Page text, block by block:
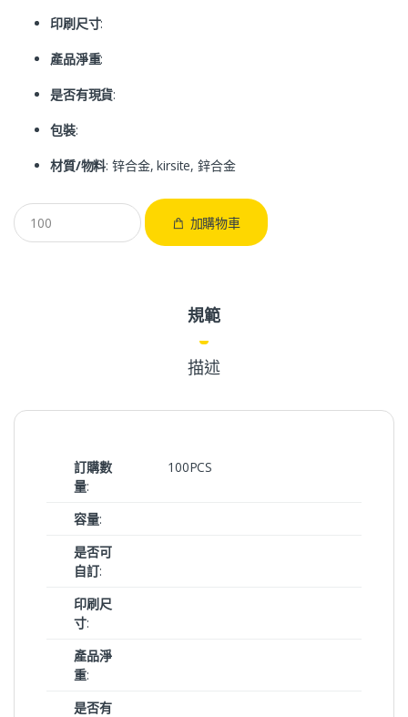
印刷尺寸:
產品淨重:
是否有現貨:
包裝:
材質/物料: 锌合金, kirsite, 鋅合金
加購物車
規範
描述
訂購數
量:
100PCS
容量:
是否可
自訂:
印刷尺
寸:
產品淨
重:
是否有